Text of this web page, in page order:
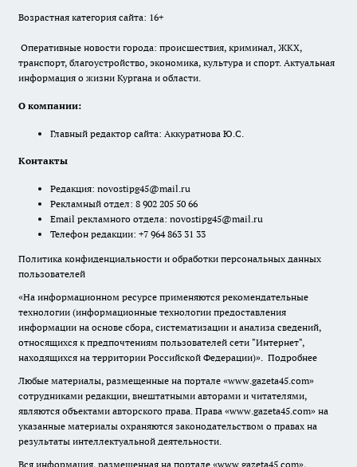
Возрастная категория сайта: 16+
Оперативные новости города: происшествия, криминал, ЖКХ,
транспорт, благоустройство, экономика, культура и спорт. Актуальная
информация о жизни Кургана и области.
О компании:
Главный редактор сайта: Аккуратнова Ю.С.
Контакты
Редакция: novostipg45@mail.ru
Рекламный отдел: 8 902 205 50 66
Email рекламного отдела: novostipg45@mail.ru
Телефон редакции: +7 964 863 31 33
Политика конфиденциальности и обработки персональных данных
пользователей
«На информационном ресурсе применяются рекомендательные
технологии (информационные технологии предоставления
информации на основе сбора, систематизации и анализа сведений,
относящихся к предпочтениям пользователей сети "Интернет",
находящихся на территории Российской Федерации)». Подробнее
Любые материалы, размещенные на портале «www.gazeta45.com»
сотрудниками редакции, внештатными авторами и читателями,
являются объектами авторского права. Права «www.gazeta45.com» на
указанные материалы охраняются законодательством о правах на
результаты интеллектуальной деятельности.
Вся информация, размещенная на портале «www.gazeta45.com»,